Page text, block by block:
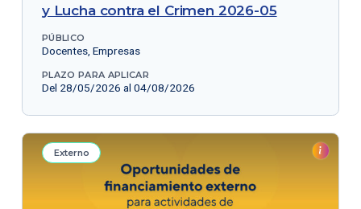
y Lucha contra el Crimen 2026-05
PÚBLICO
Docentes, Empresas
PLAZO PARA APLICAR
Del 28/05/2026 al 04/08/2026
Externo